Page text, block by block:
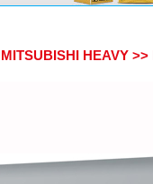
MITSUBISHI HEAVY>>